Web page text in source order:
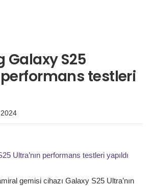
Galaxy S25
performans testleri
Ultra’nın performans testleri yapıldı
gemisi cihazı Galaxy S25 Ultra’nın